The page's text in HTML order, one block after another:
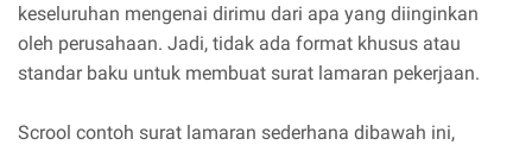
keseluruhan mengenai dirimu dari apa yang diinginkan
oleh perusahaan. Jadi, tidak ada format khusus atau
standar baku untuk membuat surat lamaran pekerjaan.
Scrool contoh surat lamaran sederhana dibawah ini,